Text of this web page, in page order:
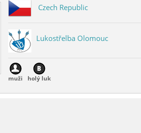
Czech Republic
Lukostřelba Olomouc
muži holý luk